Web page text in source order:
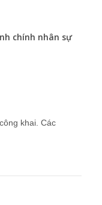
chính nhân sự
khai. Các